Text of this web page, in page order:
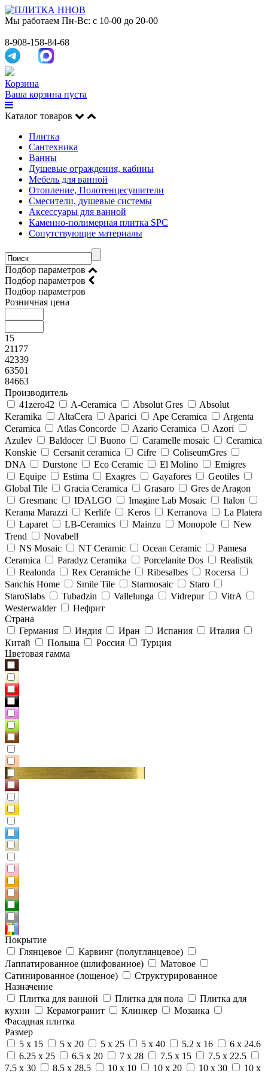
Мы работаем Пн-Вс: с 10-00 до 20-00
8-908-158-84-68
Корзина
Ваша корзина пуста
Каталог товаров
Плитка
Сантехника
Ванны
Душевые ограждения, кабины
Мебель для ванной
Отопление, Полотенцесушители
Смесители, душевые системы
Аксессуары для ванной
Каменно-полимерная плитка SPC
Сопутствующие материалы
Подбор параметров
Подбор параметров
Подбор параметров
Розничная цена
15
21177
42339
63501
84663
Производитель
41zero42
A-Ceramica Absolut Gres
Absolut
Keramika
AltaCera Aparici Ape Ceramica
Argenta
Ceramica
Atlas Concorde Azario Ceramica
Azori
Azulev
Baldocer Buono Caramelle mosaic
Ceramica
Konskie
Cersanit ceramica Cifre
ColiseumGres
DNA
Durstone Eco Ceramic El Molino
Emigres
Equipe
Estima Exagres Gayafores
Geotiles
Global Tile
Gracia Ceramica Grasaro
Gres de Aragon
Gresmanc
IDALGO Imagine Lab Mosaic
Italon
Kerama Marazzi
Kerlife Keros Kerranova
La Platera
Laparet
LB-Ceramics Mainzu Monopole
New
Trend
Novabell
NS Mosaic
NT Ceramic Ocean Ceramic
Pamesa
Ceramica
Paradyz Сeramika Porcelanite Dos
Realistik
Realonda
Rex Ceramiche Ribesalbes
Rocersa
Sanchis Home
Smile Tile Starmosaic
Staro
StaroSlabs
Tubadzin Vallelunga Vidrepur
VitrA
Westerwalder
Нефрит
Страна
Германия
Индия Иран Испания
Италия
Китай
Польша Россия
Турция
Цветовая гамма
Покрытие
Глянцевое
Карвинг (полуглянцевое)
Лаппатированное (шлифованное)
Матовое
Сатинированное (лощеное)
Структурированное
Назначение
Плитка для ванной
Плитка для пола
Плитка для
кухни
Керамогранит Клинкер
Мозаика
Фасадная плитка
Размер
5 x 15
5 x 20 5 x 25 5 x 40 5.2 x 16
6 x 24.6
6.25 x 25
6.5 x 20 7 x 28 7.5 x 15
7.5 x 22.5
7.5 x 30
8.5 x 28.5 10 x 10 10 x 20 10 x 30 10 x